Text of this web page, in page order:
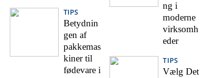
TIPS
Betydnin
gen af
pakkemas
kiner til
fødevare i
ng i
moderne
virksomh
eder
TIPS
Vælg Det